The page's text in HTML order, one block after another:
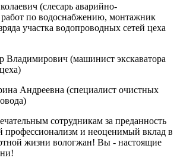
(слесарь аварийно-
работ по водоснабжению, монтажник
участка водопроводных сетей цеха
(машинист экскаватора
Андреевна (специалист очистных
сотрудникам за преданность
профессионализм и неоценимый вклад в
жизни вологжан! Вы - настоящие